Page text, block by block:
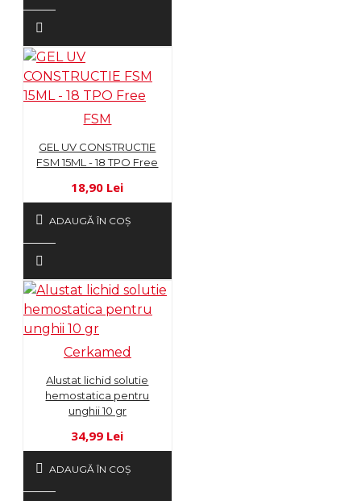
FSM
GEL UV CONSTRUCTIE
FSM 15ML - 18 TPO Free
18,90 Lei
ADAUGĂ ÎN COŞ
Cerkamed
Alustat lichid solutie
hemostatica pentru
unghii 10 gr
34,99 Lei
ADAUGĂ ÎN COŞ